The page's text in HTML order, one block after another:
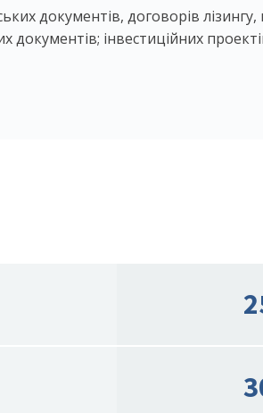
документів, договорів
документів; інвестиційних